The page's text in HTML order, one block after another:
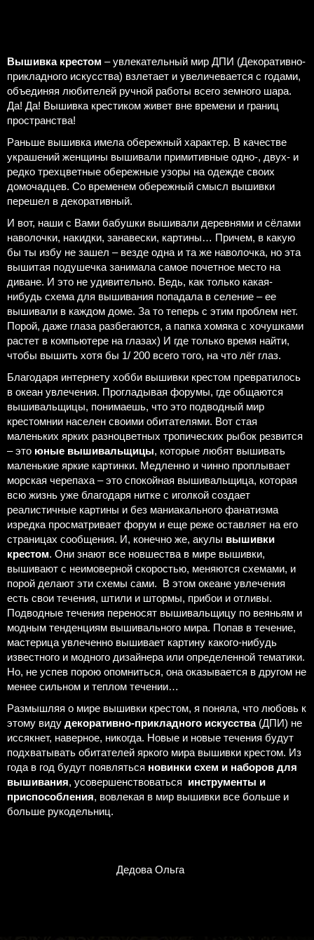
Вышивка крестом – увлекательный мир ДПИ (Декоративно-
прикладного искусства) взлетает и увеличевается с годами,
объединяя любителей ручной работы всего земного шара.
Да! Да! Вышивка крестиком живет вне времени и границ
пространства!
Раньше вышивка имела обережный характер. В качестве
украшений женщины вышивали примитивные одно-, двух- и
редко трехцветные обережные узоры на одежде своих
домочадцев. Со временем обережный смысл вышивки
перешел в декоративный.
И вот, наши с Вами бабушки вышивали деревнями и сёлами
наволочки, накидки, занавески, картины… Причем, в какую
бы ты избу не зашел – везде одна и та же наволочка, но эта
вышитая подушечка занимала самое почетное место на
диване. И это не удивительно. Ведь, как только какая-
нибудь схема для вышивания попадала в селение – ее
вышивали в каждом доме. За то теперь с этим проблем нет.
Порой, даже глаза разбегаются, а папка хомяка с хочушками
растет в компьютере на глазах) И где только время найти,
чтобы вышить хотя бы 1/ 200 всего того, на что лёг глаз.
Благодаря интернету хобби вышивки крестом превратилось
в океан увлечения. Прогладывая форумы, где общаются
вышивальщицы, понимаешь, что это подводный мир
крестомнии населен своими обитателями. Вот стая
маленьких ярких разноцветных тропических рыбок резвится
– это юные вышивальщицы, которые любят вышивать
маленькие яркие картинки. Медленно и чинно проплывает
морская черепаха – это спокойная вышивальщица, которая
всю жизнь уже благодаря нитке с иголкой создает
реалистичные картины и без маниакального фанатизма
изредка просматривает форум и еще реже оставляет на его
страницах сообщения. И, конечно же, акулы вышивки
крестом. Они знают все новшества в мире вышивки,
вышивают с неимоверной скоростью, меняются схемами, и
порой делают эти схемы сами. В этом океане увлечения
есть свои течения, штили и штормы, прибои и отливы.
Подводные течения переносят вышивальщицу по веяньям и
модным тенденциям вышивального мира. Попав в течение,
мастерица увлеченно вышивает картину какого-нибудь
известного и модного дизайнера или определенной тематики.
Но, не успев порою опомниться, она оказывается в другом не
менее сильном и теплом течении…
Размышляя о мире вышивки крестом, я поняла, что любовь к
этому виду декоративно-прикладного искусства(ДПИ) не
иссякнет, наверное, никогда. Новые и новые течения будут
подхватывать обитателей яркого мира вышивки крестом. Из
года в год будут появляться новинки схем и наборов для
вышивания, усовершенствоваться инструменты и
приспособления, вовлекая в мир вышивки все больше и
больше рукодельниц.
Дедова Ольга